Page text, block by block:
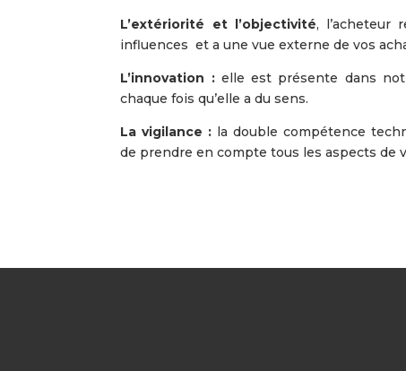
L’extériorité et l’objectivité, l’acheteur
influences et a une vue externe de vos
L’innovation :elle est présente dans
chaque fois qu’elle a du sens.
La vigilance : la double compétence
de prendre en compte tous les aspects de